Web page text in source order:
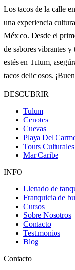
Los tacos de la calle
una experiencia
México. Desde el
de sabores vibrantes
estés en Tulum,
tacos deliciosos.
DESCUBRIR
Tulum
Cenotes
Cuevas
Playa Del
Tours Culturales
Mar Caribe
INFO
Llenado de
Franquicia de
Cursos
Sobre Nosotros
Contacto
Testimonios
Blog
Contacto